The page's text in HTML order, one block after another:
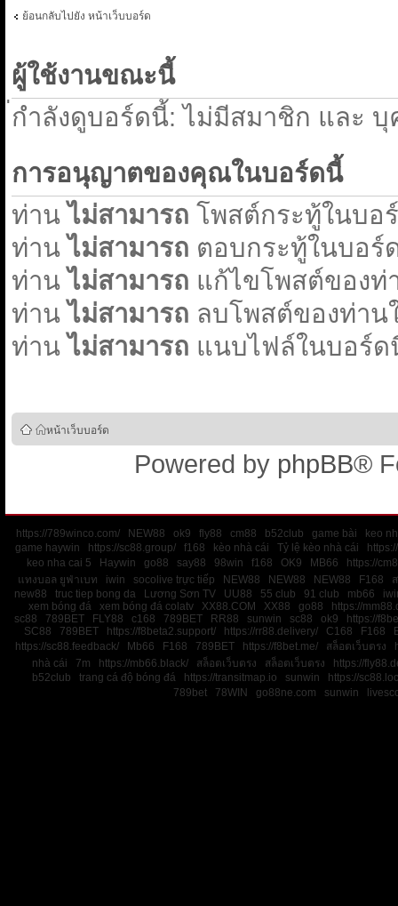
ย้อนกลับไปยัง หน้าเว็บบอร์ด
ผู้ใช้งานขณะนี้
กำลังดูบอร์ดนี้: ไม่มีสมาชิก และ
การอนุญาตของคุณในบอร์ดนี้
ท่านไม่สามารถ โพสต์กระทู้ในบอ
ท่านไม่สามารถ ตอบกระทู้ในบอร์
ท่านไม่สามารถ แก้ไขโพสต์ของท่
ท่านไม่สามารถ ลบโพสต์ของท่าน
ท่านไม่สามารถ แนบไฟล์ในบอร์ด
หน้าเว็บบอร์ด
Powered by phpBB®
https://789winco.com/ NEW88 ok9 fly88 cm88 b52club game bài
keo
game haywin
https://sc88.group/ f168 kèo nhà cái Tỷ lệ kèo nhà cái
keo nha cai 5
Haywin go88 say88 98win f168 OK9 MB66
https://
แทงบอล ยูฟ่าเบท
iwin socolive trực tiếp NEW88 NEW88 NEW88 F168
new88
truc tiep bong da Lương Sơn TV UU88 55 club 91 club mb66
xem bóng đá
xem bóng đá colatv XX88.COM XX88 go88
https://
sc88
789BET FLY88 c168 789BET RR88 sunwin sc88 ok9
https://
SC88
789BET https://f8beta2.support/ https://rr88.delivery/ C168 F168
https://sc88.feedback/
Mb66 F168 789BET https://f8bet.me/ สล็อตเว็บตรง
nhà cái
7m https://mb66.black/ สล็อตเว็บตรง สล็อตเว็บตรง
https://
b52club
trang cá độ bóng đá https://transitmap.io sunwin
https://
789bet
78WIN go88ne.com sunwin